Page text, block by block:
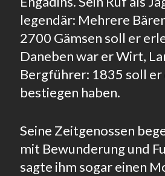
legendär: Mehrere
2700 Gämsen soll er
Daneben war er Wirt,
Bergführer: 1835 soll er
bestiegen haben.
Seine Zeitgenossen
mit Bewunderung und
sagte ihm sogar einen